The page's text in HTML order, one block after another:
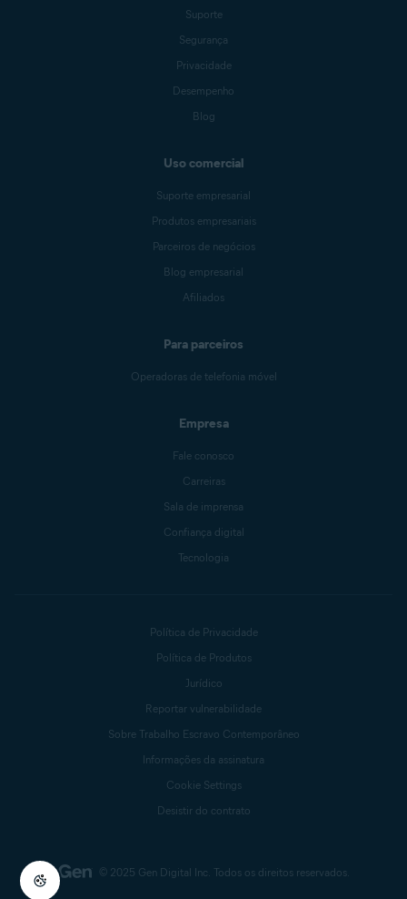
Suporte
Segurança
Privacidade
Desempenho
Blog
Uso comercial
Suporte empresarial
Produtos empresariais
Parceiros de negócios
Blog empresarial
Afiliados
Para parceiros
Operadoras de telefonia móvel
Empresa
Fale conosco
Carreiras
Sala de imprensa
Confiança digital
Tecnologia
© 2025 Gen Digital Inc. Todos os direitos reservados.
Política de Privacidade
Política de Produtos
Jurídico
Reportar vulnerabilidade
Sobre Trabalho Escravo Contemporâneo
Informações da assinatura
Cookie Settings
Desistir do contrato